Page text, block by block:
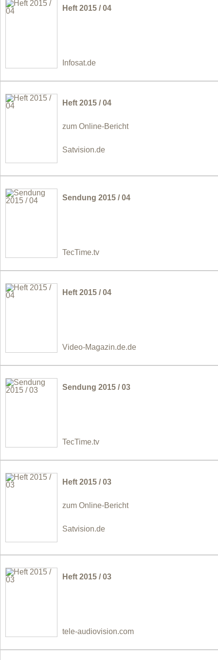
Heft 2015 / 04
Infosat.de
Heft 2015 / 04
zum Online-Bericht
Satvision.de
Sendung 2015 / 04
TecTime.tv
Heft 2015 / 04
Video-Magazin.de.de
Sendung 2015 / 03
TecTime.tv
Heft 2015 / 03
zum Online-Bericht
Satvision.de
Heft 2015 / 03
tele-audiovision.com